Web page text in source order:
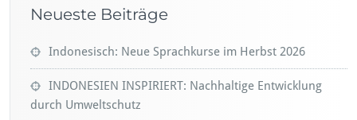
Neueste Beiträge
Indonesisch: Neue Sprachkurse im Herbst 2026
INDONESIEN INSPIRIERT: Nachhaltige Entwicklung
durch Umweltschutz